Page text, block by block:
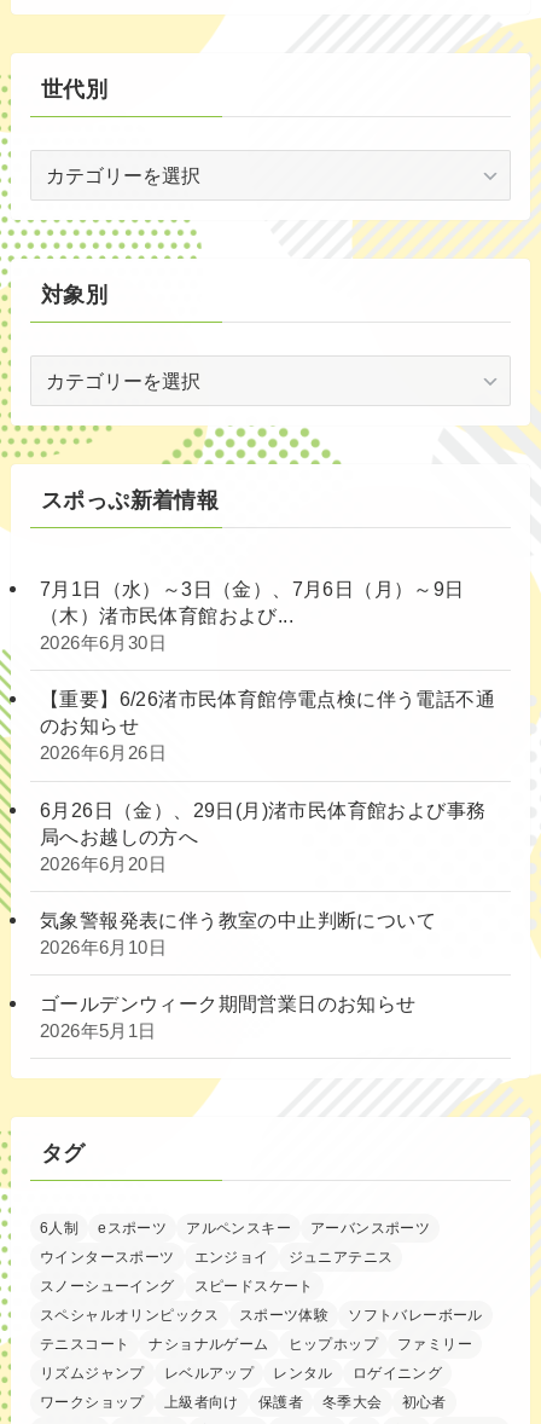
(29)
別
世代別
別
対象別
別
スポっぷ新着情報
7月1日（水）～3日（金）、7月6日（月）～9日
（木）渚市民体育館および...
2026年6月30日
【重要】6/26渚市民体育館停電点検に伴う電話不通
のお知らせ
2026年6月26日
6月26日（金）、29日(月)渚市民体育館および事務
局へお越しの方へ
2026年6月20日
気象警報発表に伴う教室の中止判断について
2026年6月10日
ゴールデンウィーク期間営業日のお知らせ
2026年5月1日
タグ
6人制 eスポーツ アルペンスキー
アーバンスポーツ
ウインタースポーツ
エンジョイ
ジュニアテニス
スノーシューイング
スピードスケート
スペシャルオリンピックス
スポーツ体験
ソフトバレーボール
テニスコート
ナショナルゲーム ヒップホップ
ファミリー
リズムジャンプ
レベルアップ レンタル
ロゲイニング
ワークショップ
上級者向け 保護者 冬季大会
初心者